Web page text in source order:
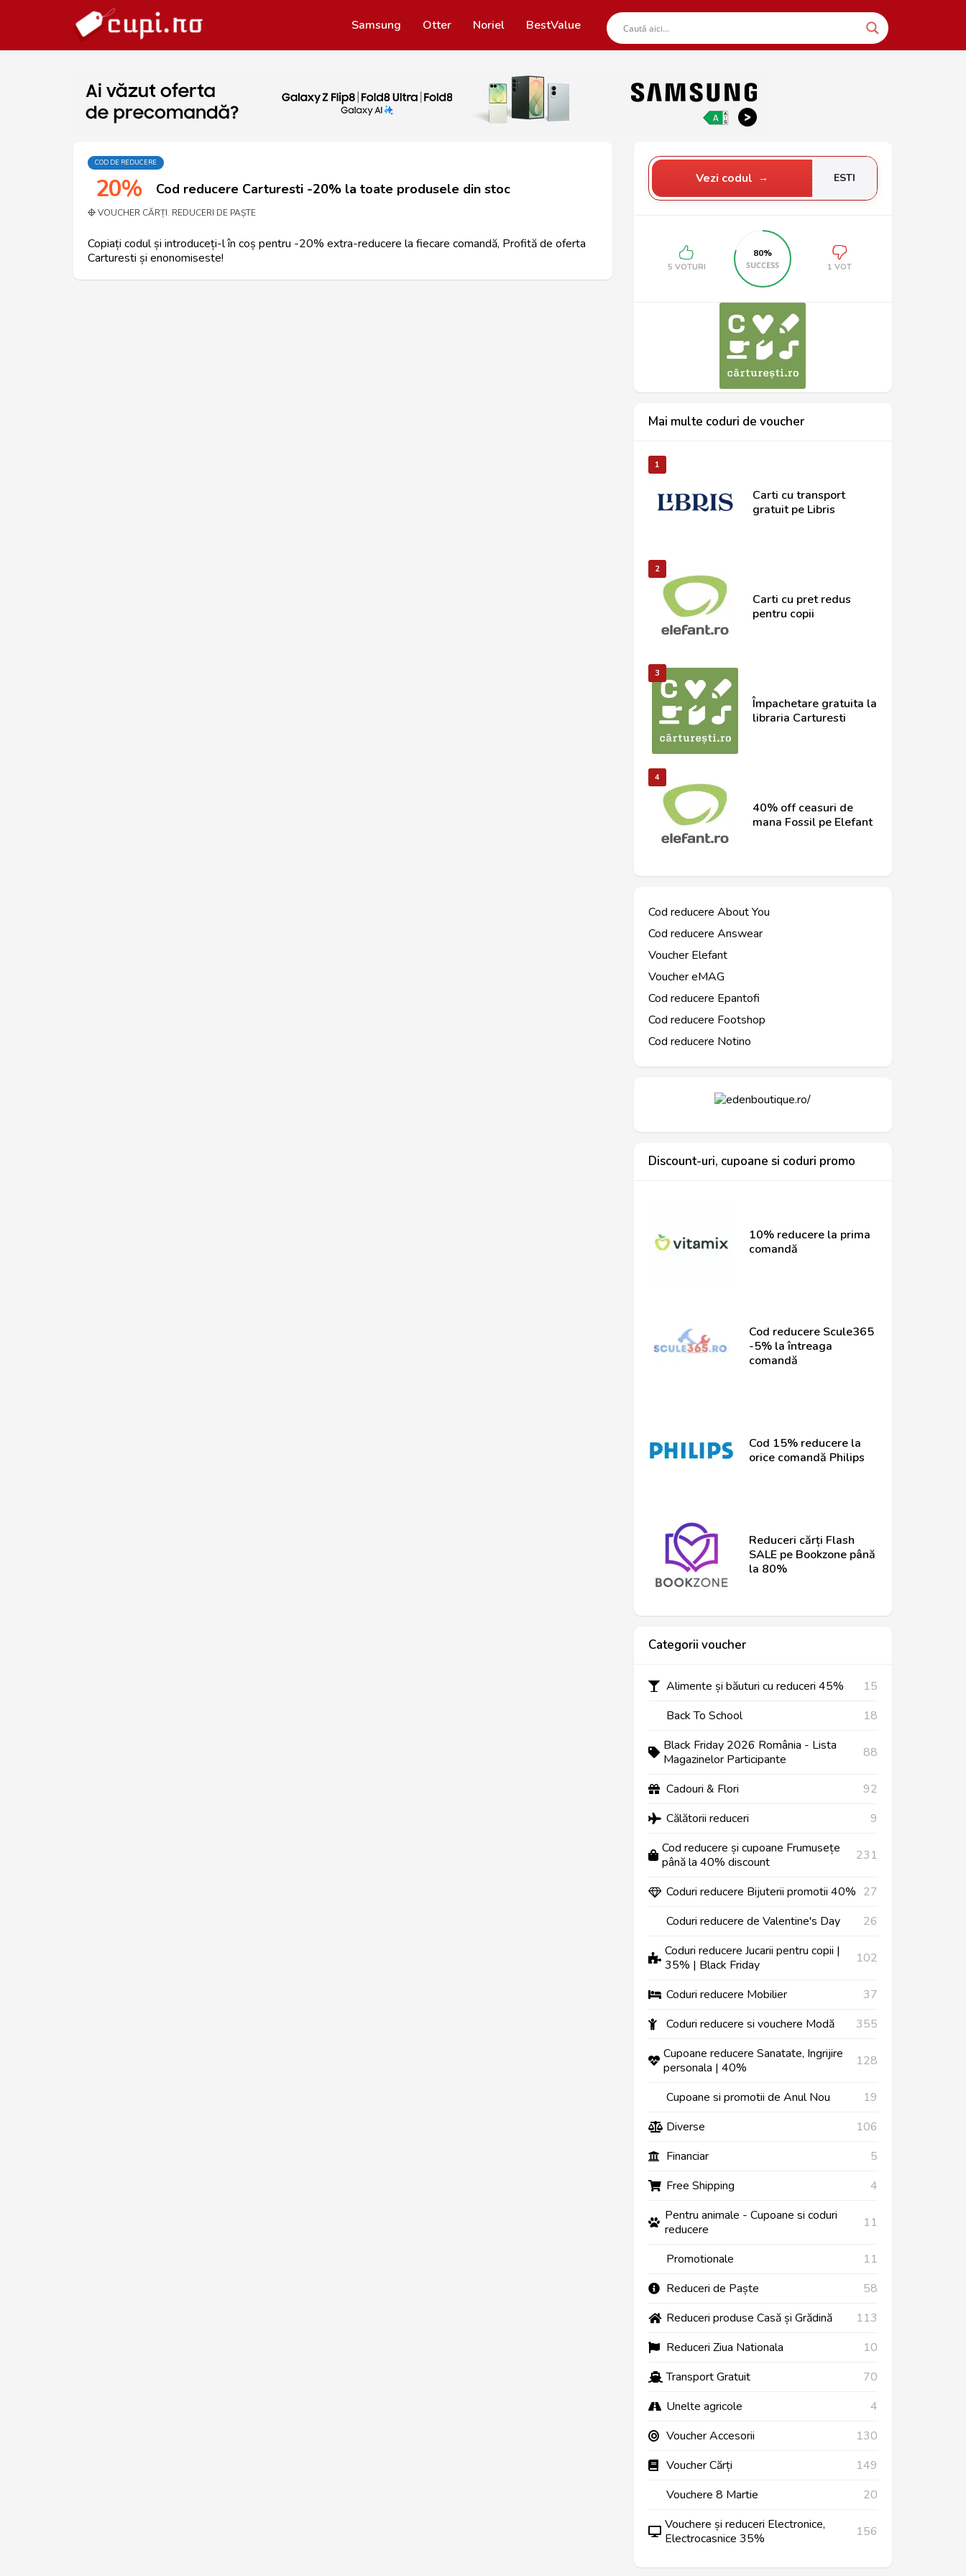
Samsung Otter Noriel BestValue
COD DE REDUCERE
20% Cod reducere Carturesti -20% la toate produsele din stoc
VOUCHER CĂRȚI, REDUCERI DE PAȘTE
Copiați codul și introduceți-l în coș pentru -20% extra-reducere la fiecare comandă, Profită de oferta
Carturesti și enonomiseste!
Vezi codul ESTI
5 VOTURI
80%
SUCCESS 1 VOT
Mai multe coduri de voucher
1
Carti cu transport
gratuit pe Libris
2
Carti cu pret redus
pentru copii
3
Împachetare gratuita la
libraria Carturesti
4
40% off ceasuri de
mana Fossil pe Elefant
Cod reducere About You
Cod reducere Answear
Voucher Elefant
Voucher eMAG
Cod reducere Epantofi
Cod reducere Footshop
Cod reducere Notino
Discount-uri, cupoane si coduri promo
10% reducere la prima
comandă
Cod reducere Scule365
-5% la întreaga
comandă
Cod 15% reducere la
orice comandă Philips
Reduceri cărți Flash
SALE pe Bookzone până
la 80%
Categorii voucher
Alimente și băuturi cu reduceri 45%
15
Back To School
18
Black Friday 2026 România - Lista
Magazinelor Participante
88
Cadouri & Flori
92
Călătorii reduceri
9
Cod reducere și cupoane Frumusețe
până la 40% discount
231
Coduri reducere Bijuterii promotii 40% 27
Coduri reducere de Valentine's Day
26
Coduri reducere Jucarii pentru copii |
35% | Black Friday
102
Coduri reducere Mobilier
37
Coduri reducere si vouchere Modă
355
Cupoane reducere Sanatate, Ingrijire
personala | 40%
128
Cupoane si promotii de Anul Nou
19
Diverse
106
Financiar
5
Free Shipping
4
Pentru animale - Cupoane si coduri
reducere
11
Promotionale
11
Reduceri de Paște
58
Reduceri produse Casă și Grădină
113
Reduceri Ziua Nationala
10
Transport Gratuit
70
Unelte agricole
4
Voucher Accesorii
130
Voucher Cărți
149
Vouchere 8 Martie
20
Vouchere și reduceri Electronice,
Electrocasnice 35%
156